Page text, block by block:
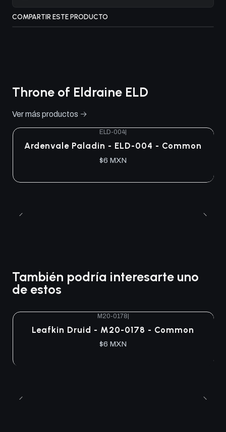
COMPARTIR ESTE PRODUCTO
Throne of Eldraine ELD
Ver más productos
ELD-004
Ardenvale Paladin - ELD-004 - Common
$6 MXN
También podría interesarte uno
de estos
Agotado
M20-0178|
Leafkin Druid - M20-0178 - Common
$6 MXN